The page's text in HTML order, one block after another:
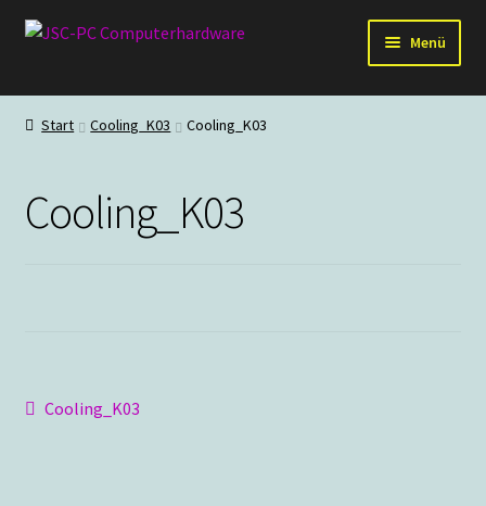
Zur
Zum
Menü
Hardware
Staubschutz
Start Cooling_K03 Cooling_K03
Cooling_K03
Beitragsnavigation
Vorheriger
Cooling_K03